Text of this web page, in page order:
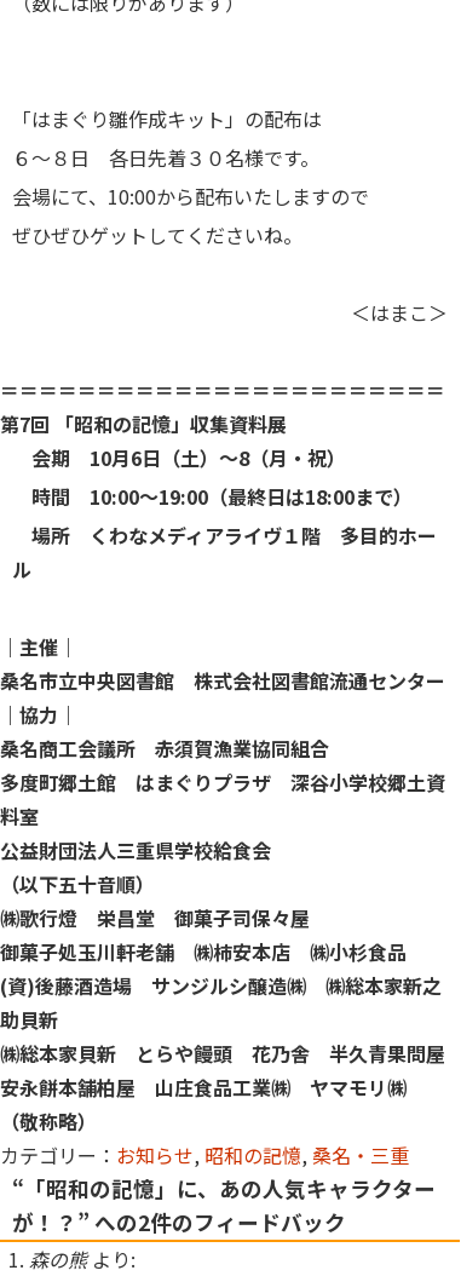
「はまぐり雛作成キット」の配布は
６～８日 各日先着３０名様です。
会場にて、10:00から配布いたしますので
ぜひぜひゲットしてくださいね。
＜はまこ＞
＝＝＝＝＝＝＝＝＝＝＝＝＝＝＝＝＝＝＝＝＝＝＝
第7回 「昭和の記憶」収集資料展
会期 10月6日（土）～8（月・祝）
時間 10:00～19:00（最終日は18:00まで）
場所 くわなメディアライヴ１階 多目的ホー
ル
｜主催｜
桑名市立中央図書館 株式会社図書館流通センター
｜協力｜
桑名商工会議所 赤須賀漁業協同組合
多度町郷土館 はまぐりプラザ 深谷小学校郷土資
料室
公益財団法人三重県学校給食会
（以下五十音順）
㈱歌行燈 栄昌堂 御菓子司保々屋
御菓子処玉川軒老舗 ㈱柿安本店 ㈱小杉食品
(資)後藤酒造場 サンジルシ醸造㈱ ㈱総本家新之
助貝新
㈱総本家貝新 とらや饅頭 花乃舎 半久青果問屋
安永餅本舗柏屋 山庄食品工業㈱ ヤマモリ㈱
（敬称略）
カテゴリー： お知らせ, 昭和の記憶,桑名・三重
“「昭和の記憶」に、あの人気キャラクター
が！？” への2件のフィードバック
森の熊 より: